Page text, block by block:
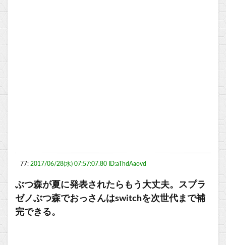
77: 2017/06/28(水) 07:57:07.80 ID:aThdAaovd
ぶつ森が夏に発表されたらもう大丈夫。スプラ
ゼノぶつ森でおっさんはswitchを次世代まで補
完できる。